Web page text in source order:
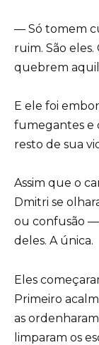
— Só tomem
ruim. São
quebrem
E ele foi
fumegantes e
resto de sua
Assim que o
Dmitri se
ou confusão —
deles. A única.
Eles
Primeiro
as
limparam os